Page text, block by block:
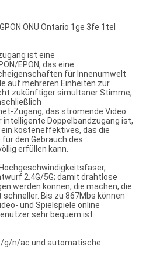
ONU Ontario 1ge 3fe 1tel
ist eine
EPON, das eine
für Innenumwelt
auf mehreren Einheiten zur
zukünftiger simultaner Stimme,
Zugang, das strömende Video
Doppelbandzugang ist,
kosteneffektives, das die
den Gebrauch des
erfüllen kann.
2.4G/5G; damit drahtlose
werden können, die machen, die
Bis zu 867Mbs können
und Spielspiele online
sehr bequem ist.
g/n/ac und automatische